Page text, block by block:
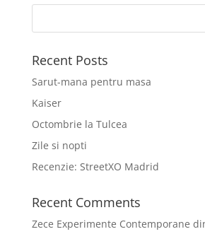
Recent Posts
Sarut-mana pentru masa
Kaiser
Octombrie la Tulcea
Zile si nopti
Recenzie: StreetXO Madrid
Recent Comments
Zece Experimente Contemporane